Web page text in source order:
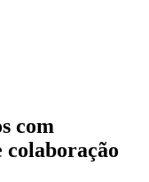
com
colaboração